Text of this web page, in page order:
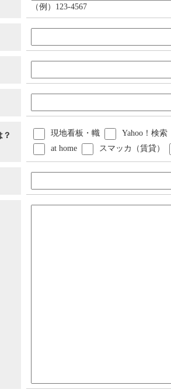
（例）123-4567
現地看板・幟 Yahoo！検索
at home
スマッカ（賃貸）